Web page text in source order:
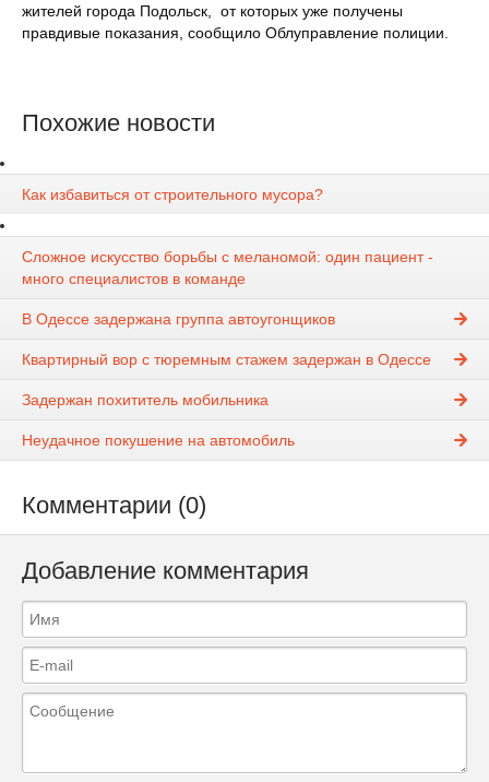
жителей города Подольск, от которых уже получены
правдивые показания, сообщило Облуправление полиции.
Похожие новости
Как избавиться от строительного мусора?
Сложное искусство борьбы с меланомой: один пациент -
много специалистов в команде
В Одессе задержана группа автоугонщиков
Квартирный вор с тюремным стажем задержан в Одессе
Задержан похититель мобильника
Неудачное покушение на автомобиль
Комментарии (0)
Добавление комментария